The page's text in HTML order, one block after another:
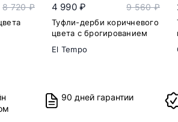
8 720 ₽ 4 990 ₽ 9 560 ₽
Туфли-дерби коричневого
цвета с брогированием
El Tempo
90 дней гарантии